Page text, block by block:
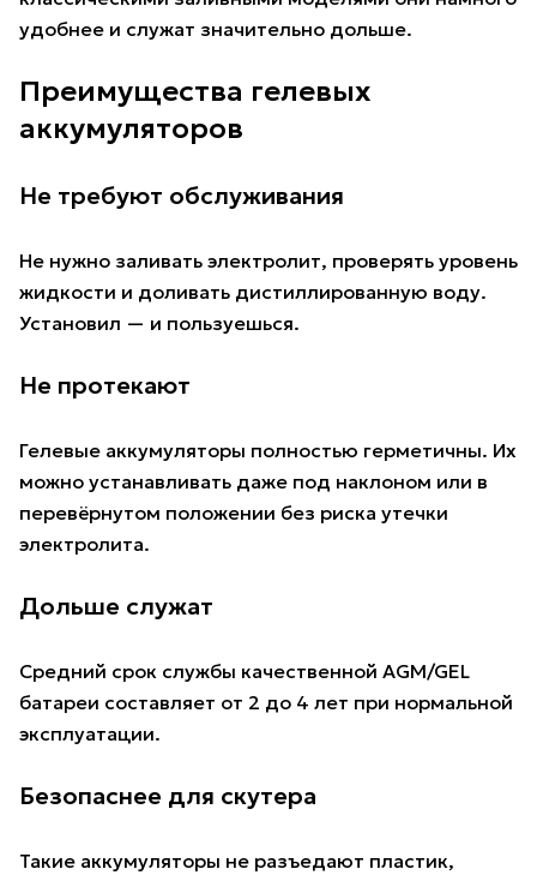
удобнее и служат значительно дольше.
Преимущества гелевых
аккумуляторов
Не требуют обслуживания
Не нужно заливать электролит, проверять уровень
жидкости и доливать дистиллированную воду.
Установил — и пользуешься.
Не протекают
Гелевые аккумуляторы полностью герметичны. Их
можно устанавливать даже под наклоном или в
перевёрнутом положении без риска утечки
электролита.
Дольше служат
Средний срок службы качественной AGM/GEL
батареи составляет от 2 до 4 лет при нормальной
эксплуатации.
Безопаснее для скутера
Такие аккумуляторы не разъедают пластик,